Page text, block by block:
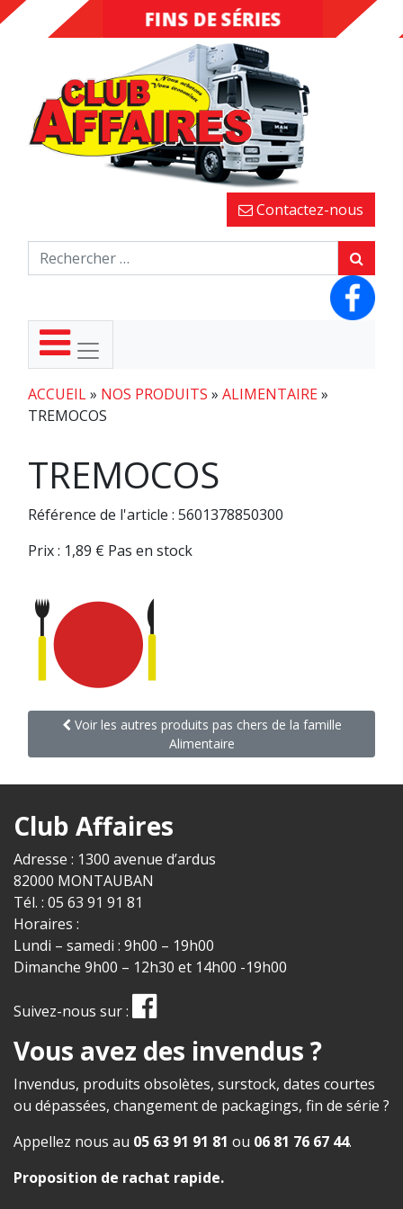
DESTOCKAGE
FINS DE SÉRIES
Contactez-nous
ACCUEIL» NOS PRODUITS » ALIMENTAIRE»
TREMOCOS
TREMOCOS
Référence de l'article : 5601378850300
Prix : 1,89 € Pas en stock
Voir les autres produits pas chers de la famille
Alimentaire
Club Affaires
Adresse : 1300 avenue d’ardus
82000 MONTAUBAN
Tél. : 05 63 91 91 81
Horaires :
Lundi – samedi : 9h00 – 19h00
Dimanche 9h00 – 12h30 et 14h00 -19h00
Suivez-nous sur :
Vous avez des invendus ?
Invendus, produits obsolètes, surstock, dates courtes
ou dépassées, changement de packagings, fin de série ?
Appellez nous au 05 63 91 91 81 ou 06 81 76 67 44.
Proposition de rachat rapide.